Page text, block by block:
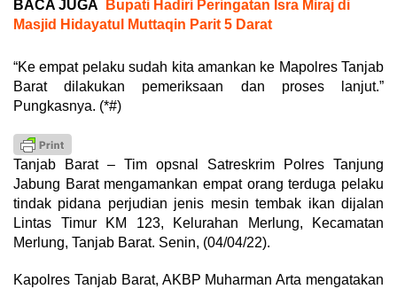
BACA JUGA
Bupati Hadiri Peringatan Isra Miraj di
Masjid Hidayatul Muttaqin Parit 5 Darat
“Ke empat pelaku sudah kita amankan ke Mapolres Tanjab
Barat dilakukan pemeriksaan dan proses lanjut.”
Pungkasnya. (*#)
Tanjab Barat – Tim opsnal Satreskrim Polres Tanjung
Jabung Barat mengamankan empat orang terduga pelaku
tindak pidana perjudian jenis mesin tembak ikan dijalan
Lintas Timur KM 123, Kelurahan Merlung, Kecamatan
Merlung, Tanjab Barat. Senin, (04/04/22).
Kapolres Tanjab Barat, AKBP Muharman Arta mengatakan